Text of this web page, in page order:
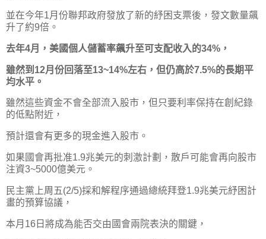
並在今年1月份聯邦政府發放了新的紓困支票後，發文數量飆
升了約9倍。
去年4月，美國個人儲蓄率飆升至可支配收入的34%，
雖然到12月份回落至13~14%左右，但仍高於7.5%的長期平
均水平。
雖然這些資金不會全部流入股市，但只要利率保持在創紀錄
的低點附近，
預計還會有更多的現金進入股市。
如果國會再批准1.9兆美元的刺激計劃，散戶可能會再向股市
注資3~5000億美元。
民主黨上周五(2/5)採和解程序通過總統拜登1.9兆美元紓困計
畫的預算協議，
本月16日將成為能否交由國會兩院表決的關鍵，